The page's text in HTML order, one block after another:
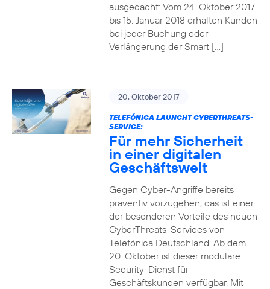
ausgedacht: Vom 24. Oktober 2017
bis 15. Januar 2018 erhalten Kunden
bei jeder Buchung oder
Verlängerung der Smart […]
20. Oktober 2017
TELEFÓNICA LAUNCHT CYBERTHREATS-
SERVICE:
Für mehr Sicherheit
in einer digitalen
Geschäftswelt
Gegen Cyber-Angriffe bereits
präventiv vorzugehen, das ist einer
der besonderen Vorteile des neuen
CyberThreats-Services von
Telefónica Deutschland. Ab dem
20. Oktober ist dieser modulare
Security-Dienst für
Geschäftskunden verfügbar. Mit